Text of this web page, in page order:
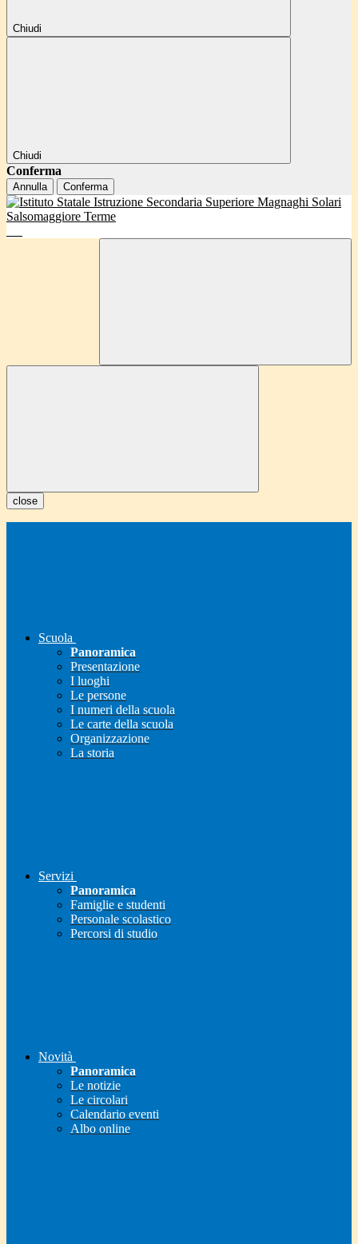
Chiudi
Chiudi
Conferma
Annulla Conferma
close
Scuola
Panoramica
Presentazione
I luoghi
Le persone
I numeri della scuola
Le carte della scuola
Organizzazione
La storia
Servizi
Panoramica
Famiglie e studenti
Personale scolastico
Percorsi di studio
Novità
Panoramica
Le notizie
Le circolari
Calendario eventi
Albo online